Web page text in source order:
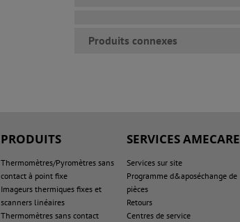
Produits connexes
PRODUITS
Thermomètres/Pyromètres sans
contact à point fixe
Imageurs thermiques fixes et
scanners linéaires
Thermomètres sans contact
SERVICES AMECARE
Services sur site
Programme d&aposéchange de
pièces
Retours
Centres de service